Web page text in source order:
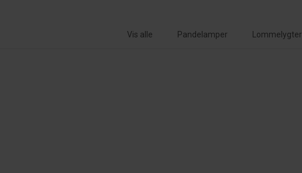
Vis alle Pandelamper Lommelygter